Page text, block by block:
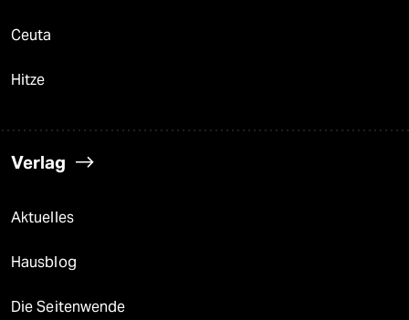
Ceuta
Hitze
Verlag
Aktuelles
Hausblog
Die Seitenwende